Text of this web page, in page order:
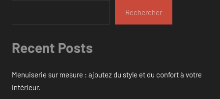
Rechercher
Recent Posts
Menuiserie sur mesure : ajoutez du style et du confort à votre
intérieur.